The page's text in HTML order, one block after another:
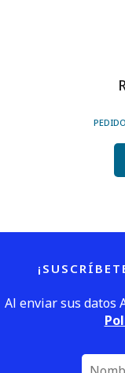
Al enviar sus datos